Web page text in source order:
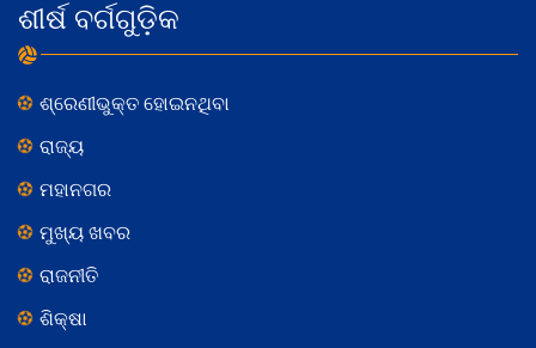
ଶୀର୍ଷ ବର୍ଗଗୁଡ଼ିକ
ଶ୍ରେଣୀଭୁକ୍ତ ହୋଇନଥିବା
ରାଜ୍ୟ
ମହାନଗର
ମୁଖ୍ୟ ଖବର
ରାଜନୀତି
ଶିକ୍ଷା